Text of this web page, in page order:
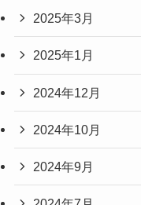
2025年3月
2025年1月
2024年12月
2024年10月
2024年9月